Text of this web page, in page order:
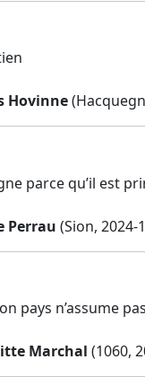
Hovinne
parce qu’il est
Perrau (Sion, 2024-
pays n’assume
Marchal (1060,